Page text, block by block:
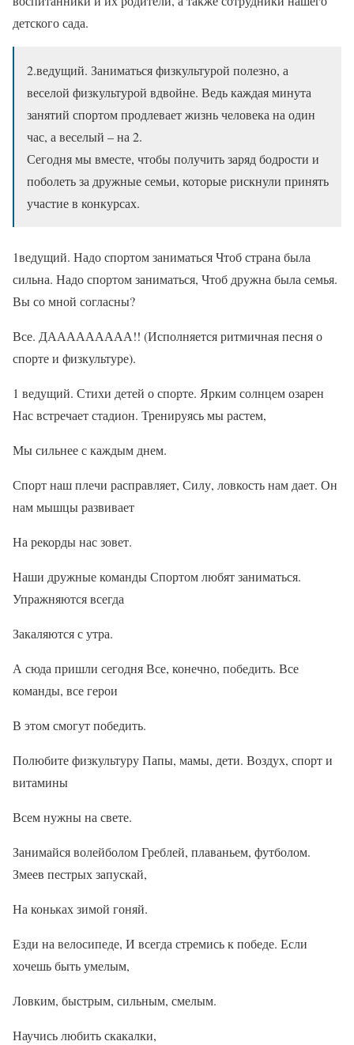
детского сада.
2.ведущий. Заниматься физкультурой полезно, а
веселой физкультурой вдвойне. Ведь каждая минута
занятий спортом продлевает жизнь человека на один
час, а веселый – на 2.
Сегодня мы вместе, чтобы получить заряд бодрости и
поболеть за дружные семьи, которые рискнули принять
участие в конкурсах.
1ведущий. Надо спортом заниматься Чтоб страна была
сильна. Надо спортом заниматься, Чтоб дружна была семья.
Вы со мной согласны?
Все. ДААААААААА!! (Исполняется ритмичная песня о
спорте и физкультуре).
1 ведущий. Стихи детей о спорте. Ярким солнцем озарен
Нас встречает стадион. Тренируясь мы растем,
Мы сильнее с каждым днем.
Спорт наш плечи расправляет, Силу, ловкость нам дает. Он
нам мышцы развивает
На рекорды нас зовет.
Наши дружные команды Спортом любят заниматься.
Упражняются всегда
Закаляются с утра.
А сюда пришли сегодня Все, конечно, победить. Все
команды, все герои
В этом смогут победить.
Полюбите физкультуру Папы, мамы, дети. Воздух, спорт и
витамины
Всем нужны на свете.
Занимайся волейболом Греблей, плаваньем, футболом.
Змеев пестрых запускай,
На коньках зимой гоняй.
Езди на велосипеде, И всегда стремись к победе. Если
хочешь быть умелым,
Ловким, быстрым, сильным, смелым.
Научись любить скакалки,